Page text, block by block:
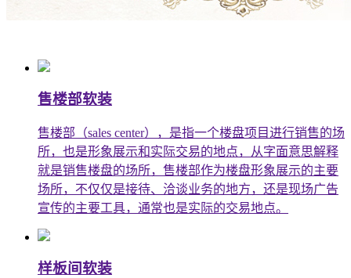
售楼部软装
售楼部（sales center），是指一个楼盘项目进行销售的场
所，也是形象展示和实际交易的地点，从字面意思解释
就是销售楼盘的场所，售楼部作为楼盘形象展示的主要
场所，不仅仅是接待、洽谈业务的地方，还是现场广告
宣传的主要工具，通常也是实际的交易地点。
样板间软装